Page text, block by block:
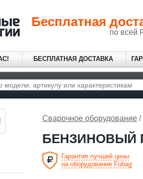
Бесплатная
по всей
БЕСПЛАТНАЯ ДОСТАВКА
Сварочное оборудование /
БЕНЗИНОВЫЙ
Гарантия лучшей цены
на оборудование Fubag